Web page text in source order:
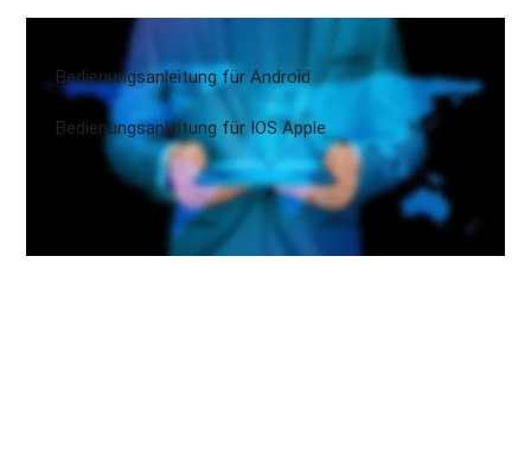
Bedienungsanleitung für Android
Bedienungsanleitung für IOS Apple